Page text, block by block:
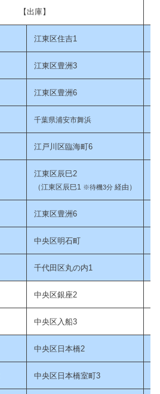
【出庫】
江東区住吉1
江東区豊洲3
江東区豊洲6
千葉県浦安市舞浜
江戸川区臨海町6
江東区辰巳2
（江東区辰巳1 ※待機3分経由）
江東区豊洲6
中央区明石町
千代田区丸の内1
中央区銀座2
中央区入船3
中央区日本橋2
中央区日本橋室町3